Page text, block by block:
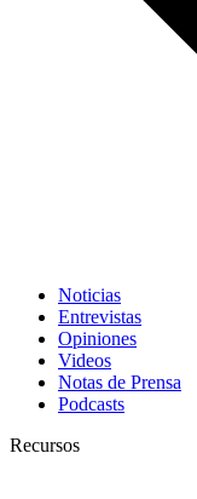
Noticias
Entrevistas
Opiniones
Videos
Notas de Prensa
Podcasts
Recursos